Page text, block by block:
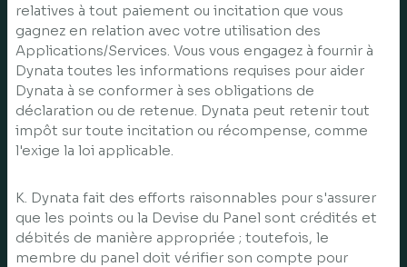
relatives à tout paiement ou incitation que vous
gagnez en relation avec votre utilisation des
Applications/Services. Vous vous engagez à fournir à
Dynata toutes les informations requises pour aider
Dynata à se conformer à ses obligations de
déclaration ou de retenue. Dynata peut retenir tout
impôt sur toute incitation ou récompense, comme
l'exige la loi applicable.
K. Dynata fait des efforts raisonnables pour s'assurer
que les points ou la Devise du Panel sont crédités et
débités de manière appropriée ; toutefois, le
membre du panel doit vérifier son compte pour